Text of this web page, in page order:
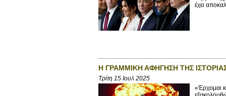
έχει
Η ΓΡΑΜΜΙΚΗ ΑΦΗΓΗΣΗ ΤΗΣ
Τρίτη 15 Ιουλ 2025
«Έρχομαι